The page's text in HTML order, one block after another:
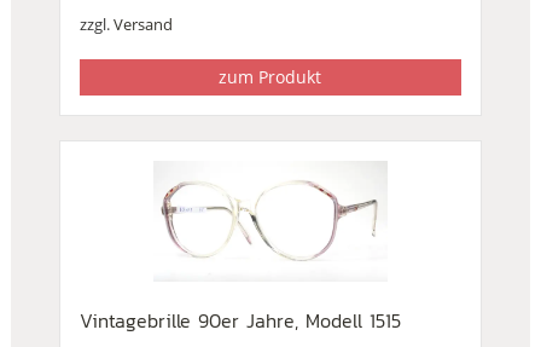
zzgl.Versand
zum Produkt
Vintagebrille 90er Jahre, Modell 1515